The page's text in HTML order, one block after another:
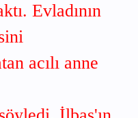
Evladının
acılı anne